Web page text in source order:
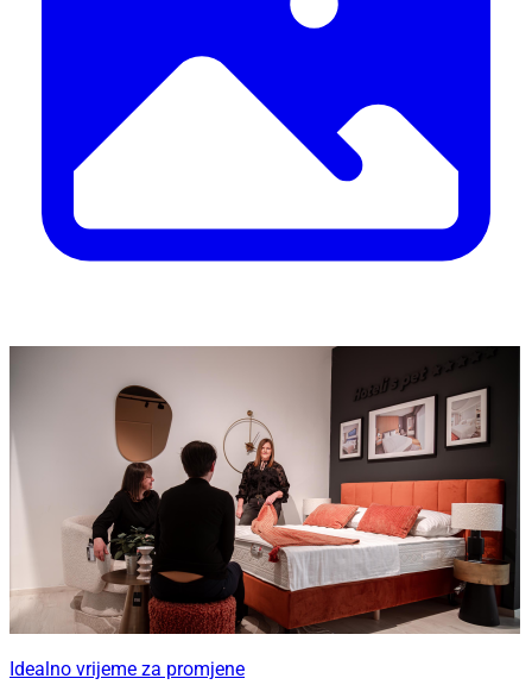
Idealno vrijeme za promjene